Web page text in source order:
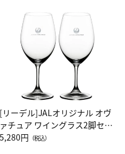
[リーデル]JALオリジナル オヴ
ァチュア ワイングラス2脚セッ
ト（レッドワイン）
5,280円 （税込）